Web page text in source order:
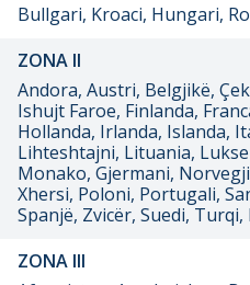
Bullgari, Kroaci, Hungari,
ZONA II
Andora, Austri, Belgjikë,
Ishujt Faroe, Finlanda,
Hollanda, Irlanda, Islanda,
Lihteshtajni, Lituania,
Monako, Gjermani,
Xhersi, Poloni, Portugali,
Spanjë, Zvicër, Suedi,
ZONA III